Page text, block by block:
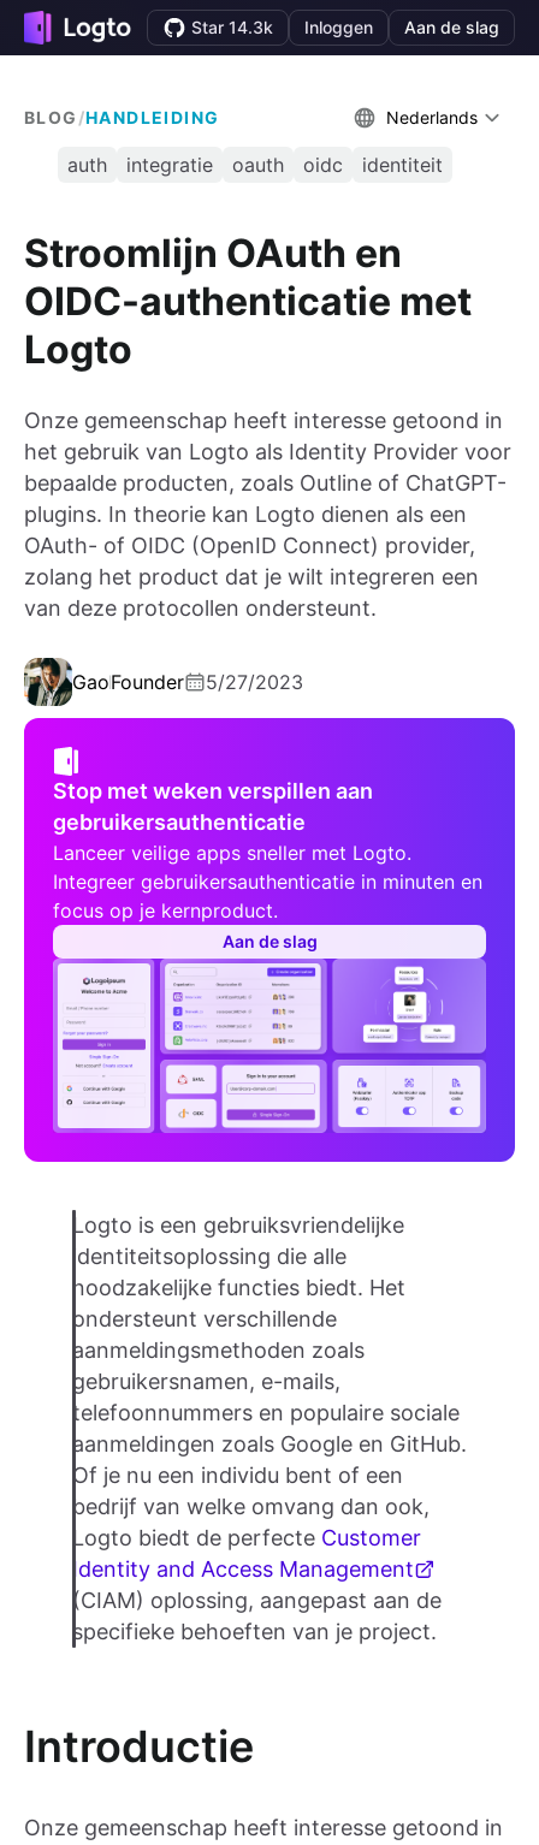
Star 14.3k Inloggen Aan de slag
BLOG /HANDLEIDING Nederlands
auth integratie oauth oidc identiteit
Stroomlijn OAuth en
OIDC-authenticatie met
Logto
Onze gemeenschap heeft interesse getoond in
het gebruik van Logto als Identity Provider voor
bepaalde producten, zoals Outline of ChatGPT-
plugins. In theorie kan Logto dienen als een
OAuth- of OIDC (OpenID Connect) provider,
zolang het product dat je wilt integreren een
van deze protocollen ondersteunt.
GaoFounder 5/27/2023
Stop met weken verspillen aan
gebruikersauthenticatie
Lanceer veilige apps sneller met Logto.
Integreer gebruikersauthenticatie in minuten en
focus op je kernproduct.
Aan de slag
Logto is een gebruiksvriendelijke
identiteitsoplossing die alle
noodzakelijke functies biedt. Het
ondersteunt verschillende
aanmeldingsmethoden zoals
gebruikersnamen, e-mails,
telefoonnummers en populaire sociale
aanmeldingen zoals Google en GitHub.
Of je nu een individu bent of een
bedrijf van welke omvang dan ook,
Logto biedt de perfecte Customer
Identity and Access Management
(CIAM) oplossing, aangepast aan de
specifieke behoeften van je project.
Introductie
Onze gemeenschap heeft interesse getoond in